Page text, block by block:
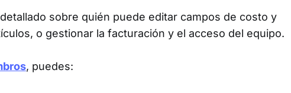
sobre quién puede editar campos de costo y
o gestionar la facturación y el acceso del equipo.
, puedes: